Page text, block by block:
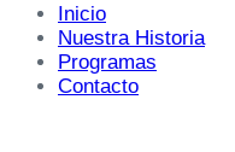
Inicio
Nuestra Historia
Programas
Contacto